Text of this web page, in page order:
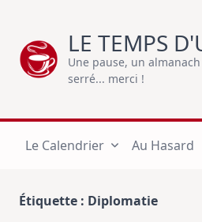
content
LE TEMPS
Une pause, un
serré... merci !
Le Calendrier Au Hasard
Étiquette : Diplomatie